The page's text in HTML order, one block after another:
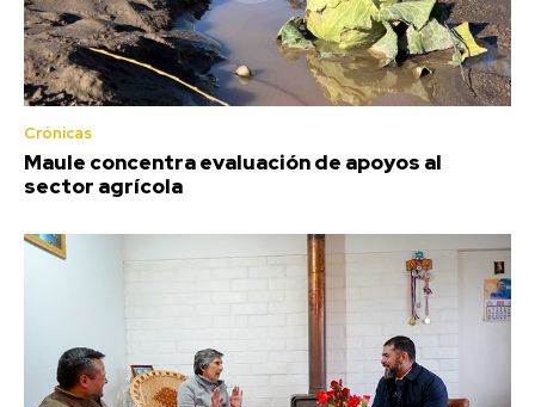
Crónicas
Maule concentra evaluación de apoyos al
sector agrícola